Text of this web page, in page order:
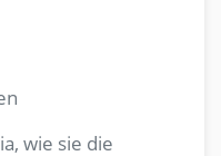
wie sie die